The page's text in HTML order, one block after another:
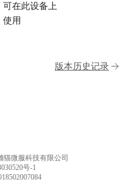
可在此设备上
使用
版本历史记录
猫微服科技有限公司
号-1